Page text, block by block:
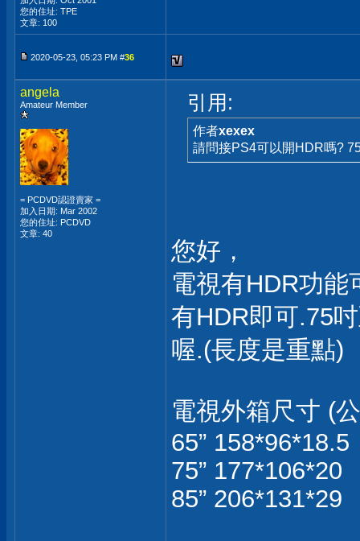
您的住址: TPE
文章: 100
2020-05-23, 05:23 PM #36
angela
Amateur Member
= PCDVD認證賣家 =
加入日期: Mar 2002
您的住址: PCDVD
文章: 40
引用:
作者xexex
請問接PS4可以開HDR嗎?
您好，
電視有HDR功
有HDR即可.75
喔.(長度是重點)
電視外箱尺寸 (
65” 158*96*18.5
75” 177*106*20
85” 206*131*29